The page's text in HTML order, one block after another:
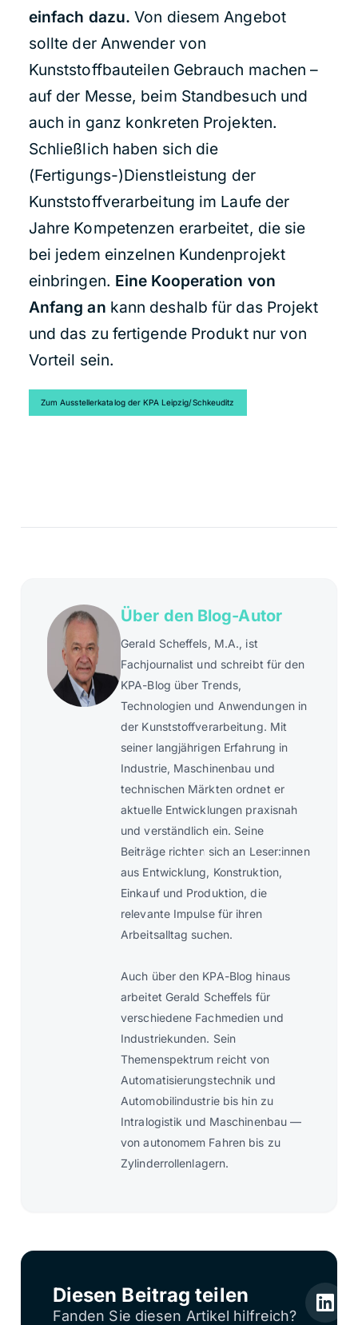
einfach dazu. Von diesem Angebot
sollte der Anwender von
Kunststoffbauteilen Gebrauch machen –
auf der Messe, beim Standbesuch und
auch in ganz konkreten Projekten.
Schließlich haben sich die
(Fertigungs-)Dienstleistung der
Kunststoffverarbeitung im Laufe der
Jahre Kompetenzen erarbeitet, die sie
bei jedem einzelnen Kundenprojekt
einbringen. Eine Kooperation von
Anfang an kann deshalb für das Projekt
und das zu fertigende Produkt nur von
Vorteil sein.
Zum Ausstellerkatalog der KPA Leipzig/Schkeuditz
Über den Blog-Autor
Gerald Scheffels, M.A., ist
Fachjournalist und schreibt für den
KPA-Blog über Trends,
Technologien und Anwendungen in
der Kunststoffverarbeitung. Mit
seiner langjährigen Erfahrung in
Industrie, Maschinenbau und
technischen Märkten ordnet er
aktuelle Entwicklungen praxisnah
und verständlich ein. Seine
Beiträge richten sich an Leser:innen
aus Entwicklung, Konstruktion,
Einkauf und Produktion, die
relevante Impulse für ihren
Arbeitsalltag suchen.
Auch über den KPA-Blog hinaus
arbeitet Gerald Scheffels für
verschiedene Fachmedien und
Industriekunden. Sein
Themenspektrum reicht von
Automatisierungstechnik und
Automobilindustrie bis hin zu
Intralogistik und Maschinenbau —
von autonomem Fahren bis zu
Zylinderrollenlagern.
Diesen Beitrag teilen
Fanden Sie diesen Artikel hilfreich?